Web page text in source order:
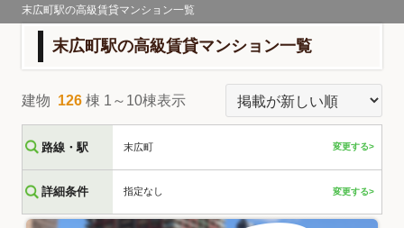
末広町駅の高級賃貸マンション一覧
末広町駅の高級賃貸マンション一覧
建物 126 棟 1～10棟表示
路線・駅 末広町 変更する>
詳細条件 指定なし 変更する>